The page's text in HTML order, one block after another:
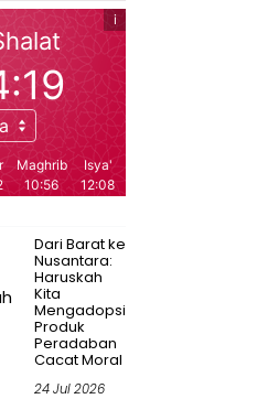
Dari Barat ke
Nusantara:
Haruskah
Kita
Mengadopsi
Produk
Peradaban
Cacat Moral
24 Jul 2026